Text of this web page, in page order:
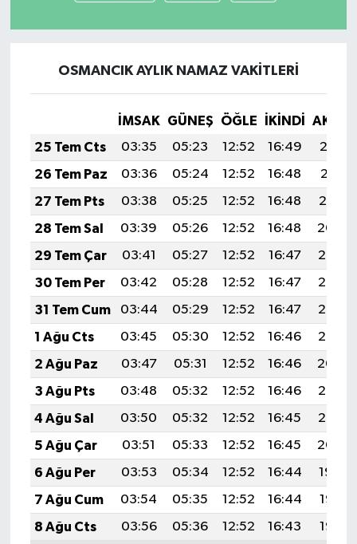
OSMANCIK AYLIK NAMAZ VAKITLERI
İMSAK GÜNEŞ ÖĞLE İKINDI
25 Tem Cts
03:35 05:23 12:52 16:49
20:12
26 Tem Paz
03:36 05:24 12:52 16:48
20:11
27 Tem Pts
03:38 05:25 12:52 16:48
20:10
28 Tem Sal
03:39 05:26 12:52 16:48
20:09
29 Tem Çar
03:41 05:27 12:52 16:47
20:08
30 Tem Per
03:42 05:28 12:52 16:47
20:07
31 Tem Cum
03:44 05:29 12:52 16:47
20:06
1 Ağu Cts
03:45 05:30 12:52 16:46
20:05
2 Ağu Paz
03:47 05:31 12:52 16:46
20:04
3 Ağu Pts
03:48 05:32 12:52 16:46
20:03
4 Ağu Sal
03:50 05:32 12:52 16:45
20:02
5 Ağu Çar
03:51 05:33 12:52 16:45
20:00
6 Ağu Per
03:53 05:34 12:52 16:44
19:59
7 Ağu Cum
03:54 05:35 12:52 16:44
19:58
8 Ağu Cts
03:56 05:36 12:52 16:43
19:57